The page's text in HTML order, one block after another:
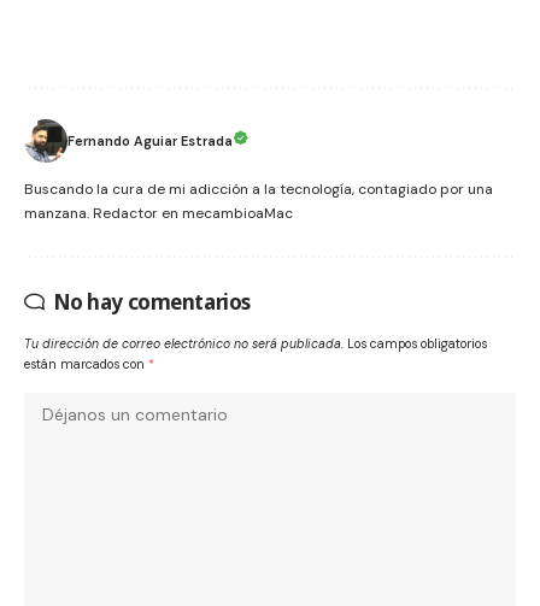
Fernando Aguiar Estrada
Buscando la cura de mi adicción a la tecnología, contagiado por una
manzana. Redactor en mecambioaMac
No hay comentarios
Tu dirección de correo electrónico no será publicada. Los campos obligatorios
están marcados con *